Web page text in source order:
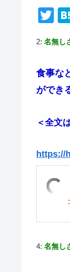
T
tt
2: 名無し
食事な
ができ
＜全文
https://
4: 名無し